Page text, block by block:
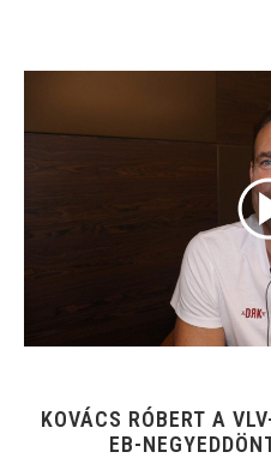
KOVÁCS RÓBERT A
EB-